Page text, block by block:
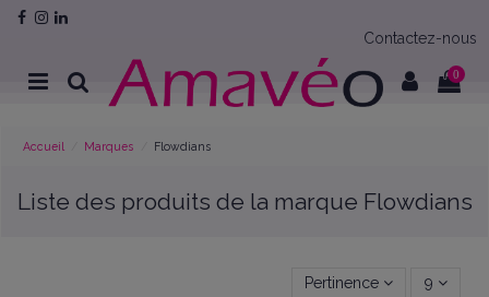
Contactez-nous
0
Accueil Marques Flowdians
Liste des produits de la marque Flowdians
Pertinence 9